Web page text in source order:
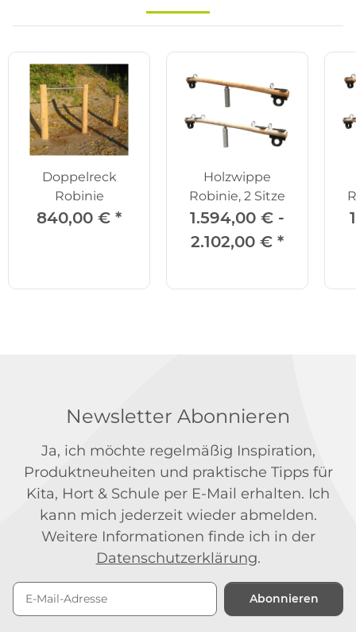
Doppelreck
Robinie
840,00 € *
Holzwippe
Robinie, 2 Sitze
1.594,00 € -
2.102,00 € *
Newsletter Abonnieren
Ja, ich möchte regelmäßig Inspiration,
Produktneuheiten und praktische Tipps für
Kita, Hort & Schule per E-Mail erhalten. Ich
kann mich jederzeit wieder abmelden.
Weitere Informationen finde ich in der
Datenschutzerklärung.
Abonnieren